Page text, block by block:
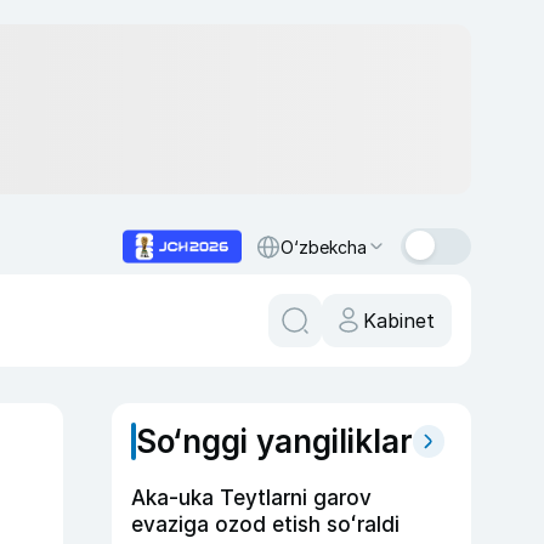
O‘zbekcha
Kabinet
So‘nggi yangiliklar
Aka-uka Teytlarni garov
evaziga ozod etish soʻraldi